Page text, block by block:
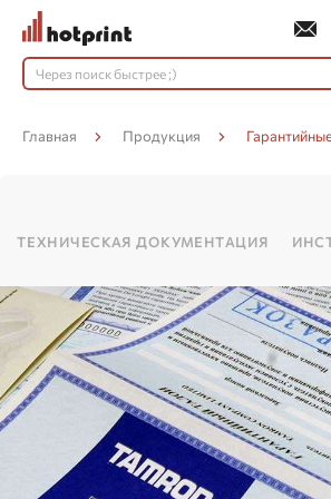
Главная Продукция
ТЕХНИЧЕСКАЯ ДОКУМЕНТАЦИЯ